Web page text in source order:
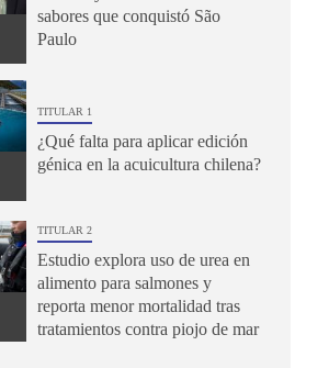
sabores que conquistó São
Paulo
TITULAR 1
¿Qué falta para aplicar edición
génica en la acuicultura chilena?
TITULAR 2
Estudio explora uso de urea en
alimento para salmones y
reporta menor mortalidad tras
tratamientos contra piojo de mar